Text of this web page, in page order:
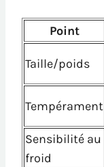
Point
Taille/poids
Tempérament
Sensibilité au
froid